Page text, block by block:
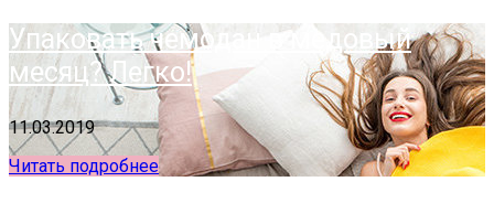
Упаковать чемодан в медовый
месяц? Легко!
11.03.2019
Читать подробнее